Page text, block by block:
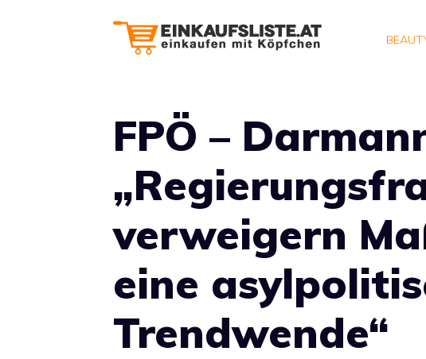
FPÖ –
verweigern
eine
Trendwende“